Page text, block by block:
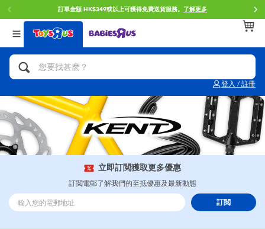
訂單金額 HK$349或以上可獲得免費送貨服務。 了解更多
登入 / 註冊
返回
分類目錄
人氣英雄,角色扮演,射擊玩具
單車,滑板車,騎乘車
拼砌組合及樂高LEGO
玩具車,貨車,火車及遙控系列
手工藝,文具,蠟筆,泥膠,畫板
返回
品牌
Brunch Brother 早午餐兄弟
Toy Story反斗奇兵
Spider-Man蜘蛛俠
Mini Brands
Play-Doh培樂多
返回
年齢
0~2歳
3~4歳
5~7歳
12~14歳
立即訂閲獲取更多優惠
訂閲電郵了解我們的至抵優惠及最新動態
訂閲